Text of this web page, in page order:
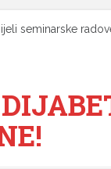
seminarske